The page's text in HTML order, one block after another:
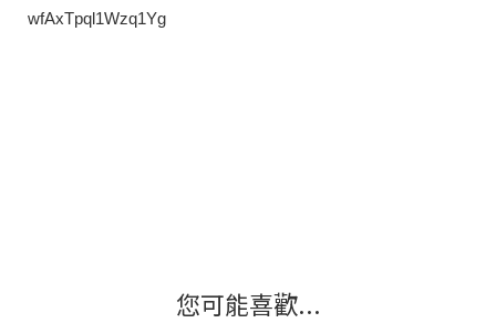
wfAxTpql1Wzq1Yg
您可能喜歡...